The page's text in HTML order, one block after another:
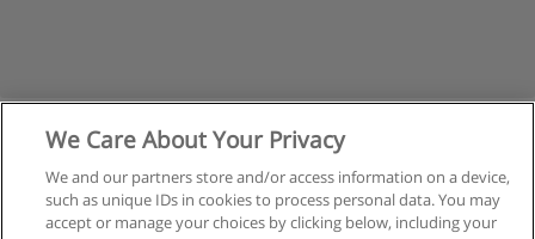
We Care About Your Privacy
We and our partners store and/or access information on a device,
such as unique IDs in cookies to process personal data. You may
accept or manage your choices by clicking below, including your